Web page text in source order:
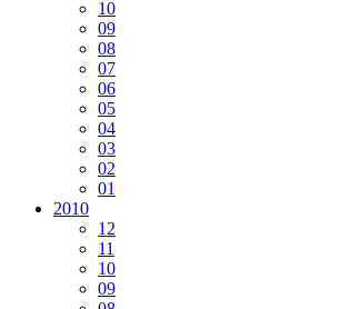
10
09
08
07
06
05
04
03
02
01
2010
12
11
10
09